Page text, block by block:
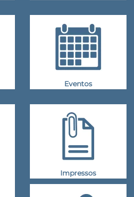
Eventos
Impressos